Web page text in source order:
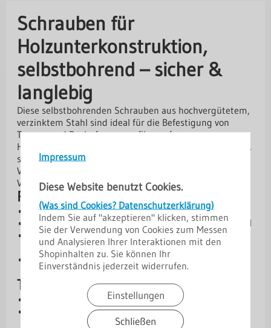
Impressum
Diese Website benutzt Cookies.
(Was sind Cookies? Datenschutzerklärung)
Indem Sie auf "akzeptieren" klicken, stimmen
Sie der Verwendung von Cookies zum Messen
und Analysieren Ihrer Interaktionen mit den
Shopinhalten zu. Sie können Ihr
Einverständnis jederzeit widerrufen.
Einstellungen
Schließen
Schrauben für
Holzunterkonstruktion,
selbstbohrend – sicher &
langlebig
Diese selbstbohrenden Schrauben aus hochvergütetem,
verzinktem Stahl sind ideal für die Befestigung von
Trapez- und Dachpfannenprofilen auf
Holzunterkonstruktionen. Sie ermöglichen eine schnelle,
saubere Montage und sorgen für eine dauerhafte
Verbindung. Je nach Größe eignen sie sich für die
Verschraubung im Obergurt oder Untergurt.
Produktvorteile
Selbstbohrend:Schnelle Montage ohne Vorbohren
Stabil & zuverlässig:Hochvergüteter, verzinkter Stahl
Vielseitig einsetzbar:Für Obergurt oder Untergurt –
je nach Schraubengröße
Dauerhafte Verbindung:Ideal für
Holzunterkonstruktionen
Technische Daten
Material: Hochvergütungsstahl, verzinkt
Dichtscheibe 14 mm mit aufgezogener EPDM-